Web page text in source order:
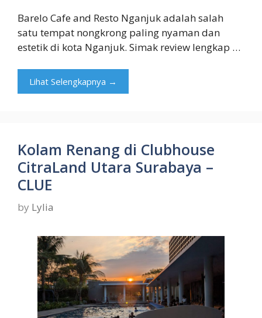
Barelo Cafe and Resto Nganjuk adalah salah
satu tempat nongkrong paling nyaman dan
estetik di kota Nganjuk. Simak review lengkap …
Lihat Selengkapnya →
Kolam Renang di Clubhouse
CitraLand Utara Surabaya –
CLUE
by Lylia